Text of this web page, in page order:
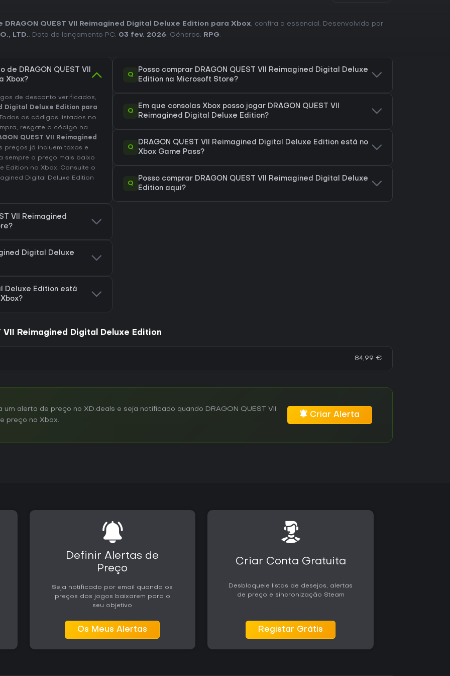
QUEST VII Reimagined Digital Deluxe Edition para Xbox, confira o essencial. Desenvolvido por
LTD.. Data de lançamento PC: 03 fev. 2026. Géneros: RPG.
DRAGON QUEST VII
Xbox?
de desconto verificados,
Digital Deluxe Edition para
os códigos listados no
resgate o código na
QUEST VII Reimagined
preços já incluem taxas e
sempre o preço mais baixo
Edition no Xbox. Consulte o
Digital Deluxe Edition
VII Reimagined
Digital Deluxe
Deluxe Edition está
Q
Posso comprar DRAGON QUEST VII Reimagined Digital Deluxe
Edition na Microsoft Store?
Q
Em que consolas Xbox posso jogar DRAGON QUEST VII
Reimagined Digital Deluxe Edition?
Q
DRAGON QUEST VII Reimagined Digital Deluxe Edition está no
Xbox Game Pass?
Q
Posso comprar DRAGON QUEST VII Reimagined Digital Deluxe
Edition aqui?
Reimagined Digital Deluxe Edition
84,99 €
alerta de preço no XD.deals e seja notificado quando DRAGON QUEST VII
preço no Xbox.
Criar Alerta
Definir Alertas de
Preço
Seja notificado por email quando os
preços dos jogos baixarem para o
seu objetivo
Os Meus Alertas
Criar Conta Gratuita
Desbloqueie listas de desejos, alertas
de preço e sincronização Steam
Registar Grátis